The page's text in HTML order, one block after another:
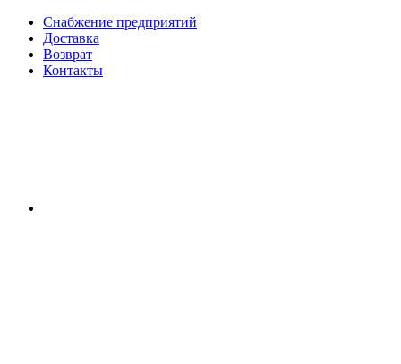
Снабжение предприятий
Доставка
Возврат
Контакты